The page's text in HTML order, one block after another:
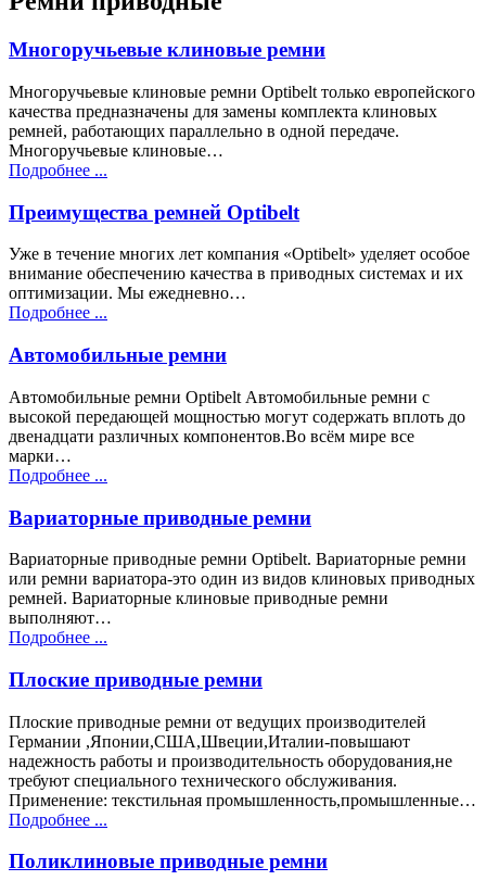
Многоручьевые клиновые ремни
Многоручьевые клиновые ремни Оptibelt только европейского
качества предназначены для замены комплекта клиновых
ремней, работающих параллельно в одной передаче.
Многоручьевые клиновые…
Подробнее ...
Преимущества ремней Optibelt
Уже в течение многих лет компания «Оptibelt» уделяет особое
внимание обеспечению качества в приводных системах и их
оптимизации. Мы ежедневно…
Подробнее ...
Автомобильные ремни
Автомобильные ремни Optibelt Автомобильные ремни с
высокой передающей мощностью могут содержать вплоть до
двенадцати различных компонентов.Во всём мире все
марки…
Подробнее ...
Вариаторные приводные ремни
Вариаторные приводные ремни Optibelt. Вариаторные ремни
или ремни вариатора-это один из видов клиновых приводных
ремней. Вариаторные клиновые приводные ремни
выполняют…
Подробнее ...
Плоские приводные ремни
Плоские приводные ремни от ведущих производителей
Германии ,Японии,США,Швеции,Италии-повышают
надежность работы и производительность оборудования,не
требуют специального технического обслуживания.
Применение: текстильная промышленность,промышленные…
Подробнее ...
Поликлиновые приводные ремни